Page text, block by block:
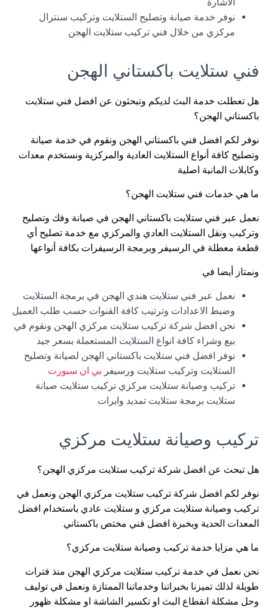
نوفر خدمة صيانة وتصليح الستلايت وتركيب سنترال
مركزي من خلال فني تركيب ستلايت الهجن
فني ستلايت باكستاني الهجن
هل تعطلت خدمة البث لديكم وتبحثون عن افضل فني ستلايت
باكستاني الهجن؟
نوفر لكم افضل فني باكستاني الهجن ونقوم في خدمة صيانة
وتصليح كافة أنواع الستلايت العادية والمركزية ونستخدم معدات
وكابلات المانية اصلية
ما هي خدمات فني ستلايت الهجن؟
نعمل عبر فني ستلايت باكستاني الهجن في صيانة وفك وتصليح
وتركيب ونقل الستلايت العادي والمركزي مع خدمة تصليح أي
قطعة معطلة في الرسيفر وبرمجة الرسيفرات بكافة أنواعها
ونمتاز أيضا في:
نعمل عبر فني ستلايت هندي الهجن في برمجة الستلايت
وضبط الاعدادات وترتيب كافة القنوات حسب طلب العميل
نحن افضل شركة تركيب ستلايت مركزي الهجن ونقوم في
بيع وشراء كافة انواع الستلايت المستعملة بسعر جيد
نوفر افضل فني ستلايت باكستاني الهجن لصيانة وتصليح
الستلايت وتركيب ستلايت ورسيفر بي ان سبورت
تركيب وصيانة ستلايت مركزي تركيب ستلايت صيانة
ستلايت برمجة ستلايت تمديد وايرات
تركيب وصيانة ستلايت مركزي
هل تبحث عن افضل شركة تركيب ستلايت مركزي الهجن؟
نوفر لكم افضل شركة تركيب ستلايت مركزي الهجن ونعمل في
تركيب وصيانة ستلايت مركزي و ستلايت عادي باستخدام افضل
المعدات الحدية وبخبرة افضل فني مختص باكستاني.
ما هي مزايا خدمة تركيب وصيانة ستلايت مركزي؟
نحن نعمل في خدمة تركيب ستلايت مركزي الهجن منذ فترات
طويلة لذلك تميزنا بخبراتنا وخدماتنا الممتازة ونعمل في توليف
وحل مشكلة انقطاع البث او تكسير الشاشة او مشكلة ظهور